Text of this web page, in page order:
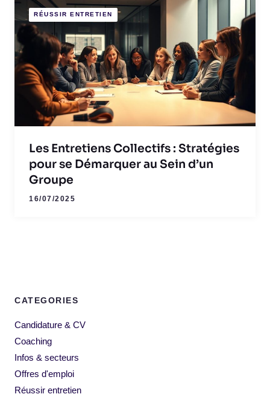
RÉUSSIR ENTRETIEN
Les Entretiens Collectifs : Stratégies
pour se Démarquer au Sein d’un
Groupe
16/07/2025
CATEGORIES
Candidature & CV
Coaching
Infos & secteurs
Offres d'emploi
Réussir entretien